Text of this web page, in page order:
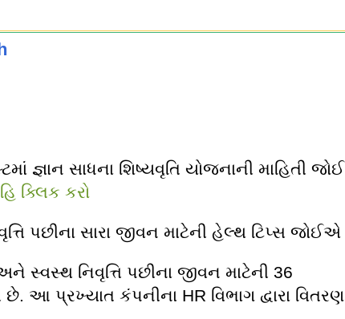
જ્ઞાન સાધના શિષ્યવૃતિ યોજનાની માહિતી જોઈ
ક્લિક કરો
પછીના સારા જીવન માટેની હેલ્થ ટિપ્સ જોઈએ
નિવૃત્તિ પછીના જીવન માટેની 36
છે. આ પ્રખ્યાત કંપનીના HR વિભાગ દ્વારા વિતરણ